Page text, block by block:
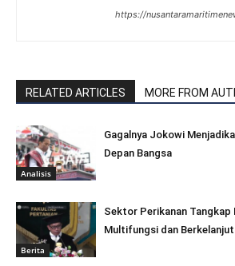
https://
RELATED ARTICLES MORE FROM
Analisis
Gagalnya Jokowi
Depan Bangsa
Berita
Sektor Perikanan Tangkap
Multifungsi dan